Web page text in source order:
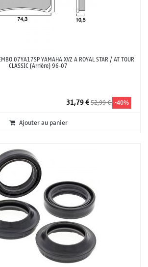
07YA17SP YAMAHA XVZ A ROYAL STAR / AT TOUR
CLASSIC (Arrière) 96-07
31,79 €52,99 € -40%
Ajouter au panier